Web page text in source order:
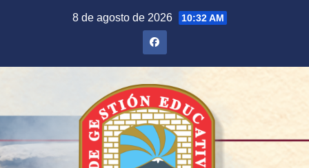
8 de agosto de 2026 10:32 AM